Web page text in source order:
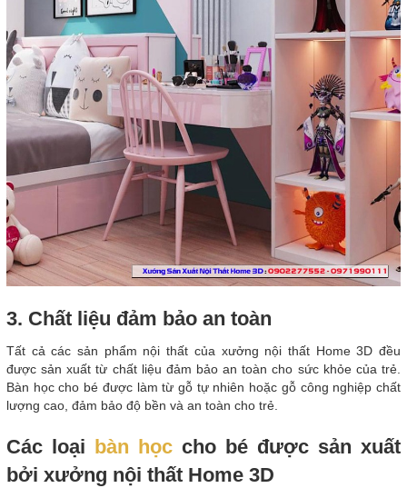
3. Chất liệu đảm bảo an toàn
Tất cả các sản phẩm nội thất của xưởng nội thất Home 3D đều
được sản xuất từ chất liệu đảm bảo an toàn cho sức khỏe của trẻ.
Bàn học cho bé được làm từ gỗ tự nhiên hoặc gỗ công nghiệp chất
lượng cao, đảm bảo độ bền và an toàn cho trẻ.
Các loại bàn học cho bé được sản xuất
bởi xưởng nội thất Home 3D